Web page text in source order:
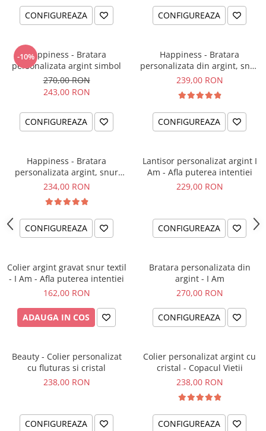
CONFIGUREAZA CONFIGUREAZA
-10%Happiness - Bratara
personalizata argint simbol
270,00 RON
243,00 RON
CONFIGUREAZA
Happiness - Bratara
personalizata din argint, snur
dublu piele, simbol
239,00 RON
CONFIGUREAZA
Happiness - Bratara
personalizata argint, snur
impletit piele simbol
234,00 RON
CONFIGUREAZA
Lantisor personalizat argint I
Am - Afla puterea intentiei
229,00 RON
CONFIGUREAZA
Colier argint gravat snur textil
- I Am - Afla puterea intentiei
162,00 RON
ADAUGA IN COS
Bratara personalizata din
argint - I Am
270,00 RON
CONFIGUREAZA
Beauty - Colier personalizat
cu fluturas si cristal
238,00 RON
CONFIGUREAZA
Colier personalizat argint cu
cristal - Copacul Vietii
238,00 RON
CONFIGUREAZA